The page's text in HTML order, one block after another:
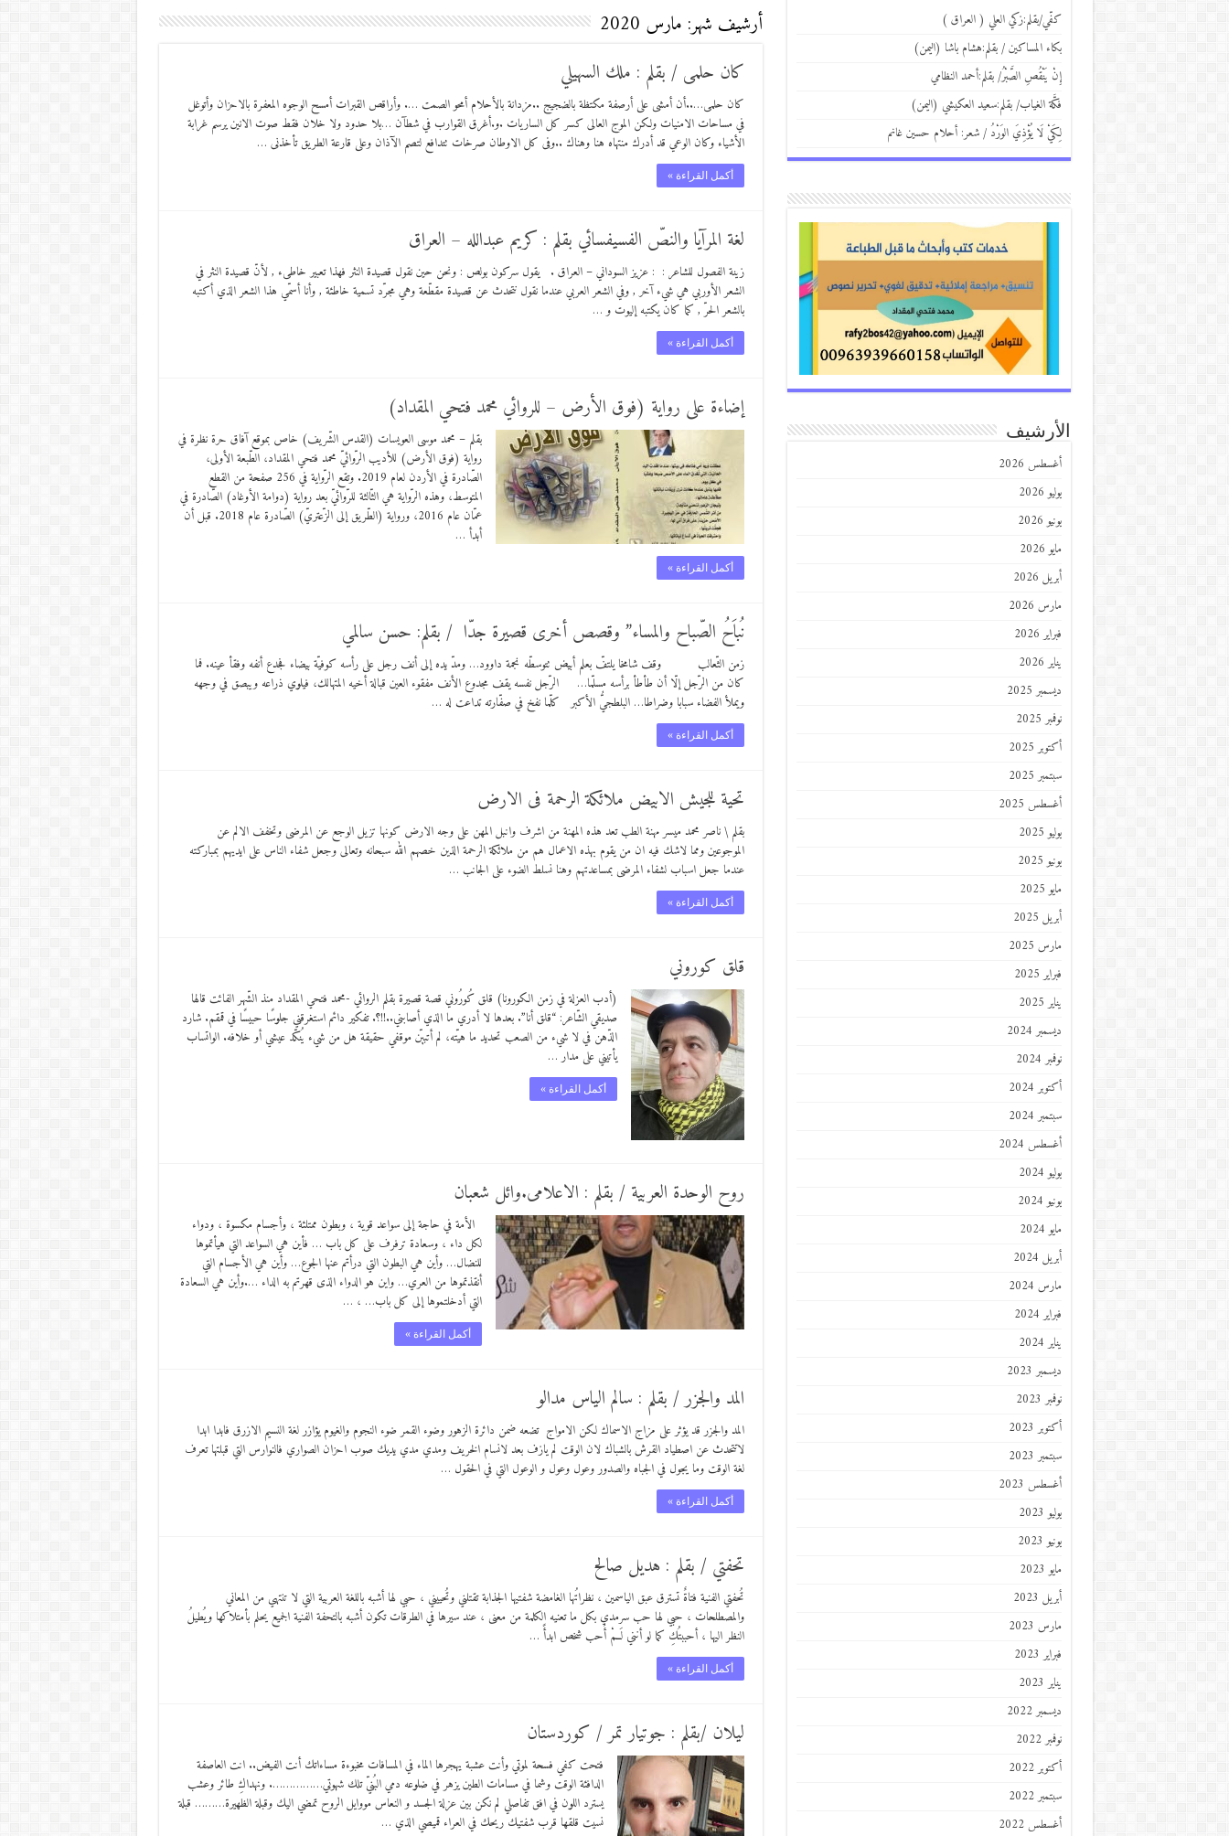
أرشيف شهر: مارس 2020
كان حلمى / بقلم : ملك السهيلي
كان حلمى…..أن أمشى على أرصفة مكتظة بالضجيج ..مزدانة بالأحلام أمحو الصمت …. وأراقص القبرات أمسح الوجوه المعفرة بالاحزان وأتوغل
في مساحات الامنيات ولكن الموج العالى كسر كل الساريات .و.أغرق القوارب في شطآن …بلا حدود ولا خلان فقط صوت الانين يرسم غرابة
الأشياء وكان الوعي قد أدرك منتهاه هنا وهناك ..وفى كل الاوطان صرخات تتدافع لتصم الآذان وعلى قارعة الطريق تأخذنى …
أكمل القراءة »
لغة المرآيا والنصّ الفسيفسائي بقلم : كريم عبدالله – العراق
زينة الفصول للشاعر : : عزيز السوداني – العراق . يقول سركون بولص : ونحن حين نقول قصيدة النثر فهذا تعبير خاطىء , لأنّ قصيدة النثر في
الشعر الأوربي هي شيء آخر , وفي الشعر العربي عندما نقول نتحدث عن قصيدة مقطّعة وهي مجرّد تسمية خاطئة , وأنا أسمّي هذا الشعر الذي أكتبه
بالشعر الحرّ , كما كان يكتبه إليوت و …
أكمل القراءة »
إضاءة على رواية (فوق الأرض – للروائي محمد فتحي المقداد)
بقلم – محمد موسى العويسات (القدس الشّريف) خاص بموقع آفاق حرة نظرة في
رواية (فوق الأرض) للأديب الرّوائيّ محمد فتحي المقداد، الطّبعة الأولى،
الصّادرة في الأردن لعام 2019. وتقع الرّواية في 256 صفحة من القطع
المتوسط، وهذه الرّواية هي الثّالثة للرّوائيّ بعد رواية (دوامة الأوغاد) الصّادرة في
عمّان عام 2016، ورواية (الطّريق إلى الزّعتريّ) الصّادرة عام 2018. قبل أن
أبدأ …
أكمل القراءة »
نُباَحُ الصّباح والمساء” وقصص أخرى قصيرة جدّا / بقلم: حسن سالمي
زمن الثّعالب وقف شامخا يلتفّ بعلم أبيض تتوسطّه نجمة داوود… ومدّ يده إلى أنف رجل على رأسه كوفيّة بيضاء فجدع أنفه وفقأ عينه. فما
كان من الرّجل إلّا أن طأطأ برأسه مسلّما… الرّجل نفسه يقف مجدوع الأنف مفقوء العين قبالة أخيه المتهالك، فيلوي ذراعه ويبصق في وجهه
ويملأ الفضاء سبابا وضراطا… البلطجيُّ الأكبر كلّما نفخ في صفّارته تداعت له …
أكمل القراءة »
تحية للجيش الابيض ملائكة الرحمة فى الارض
بقلم \ ناصر محمد ميسر مهنة الطب تعد هذه المهنة من اشرف وانبل المهن على وجه الارض كونها تزيل الوجع عن المرضى وتخفف الالم عن
الموجوعين ومما لاشك فيه ان من يقوم بهذه الاعمال هم من ملائكة الرحمة الذين خصهم الله سبحانه وتعالى وجعل شفاء الناس على ايديهم بمباركته
عندما جعل اسباب لشفاء المرضى بمساعدتهم وهنا نسلط الضوء على الجانب …
أكمل القراءة »
قلق كوروني
(أدب العزلة في زمن الكورونا) قلق كُورُوني قصة قصيرة بقلم الروائي -محمد فتحي المقداد منذ الشّهر الفائت قالها
صديقي الشّاعر: “قلق أنا”. بعدها لا أدري ما الذي أصابني..!!؟. تفكير دائم استغرقني جلوسًا حبيسًا في قمقم. شارد
الذّهن في لا شيء من الصعب تحديد ما هيّته، لم أتبيّن موقفي حقيقة هل من شيء يُنكّد عيشي أو خلافه. الواتساب
يأتيني على مدار …
أكمل القراءة »
روح الوحدة العربية / بقلم : الاعلامى.وائل شعبان
الأمة في حاجة إلى سواعد قوية ، وبطون ممتلئة ، وأجسام مكسوة ، ودواء
لكل داء ، وسعادة ترفرف على كل باب … فأين هي السواعد التي هيأتموها
للنضال… وأين هي البطون التي درأتم عنها الجوع… وأين هي الأجسام التي
أنقذتموها من العري… واين هو الدواء الذى قهرتم به الداء ….وأين هي السعادة
التي أدخلتموها إلى كل باب… ، …
أكمل القراءة »
المد والجزر / بقلم : سالم الياس مدالو
المد والجزر قد يؤثر على مزاج الاسماك لكن الامواج تضعه ضمن دائرة الزهور وضوء القمر ضوء النجوم والغيوم يؤازر لغة النسيم الازرق فابدا ابدا
لاتتحدث عن اصطياد القرش بالشباك لان الوقت لم يازف بعد لانسام الخريف ومدي مدي يديك صوب احزان الصواري فالنوارس التي قبلتها تعرف
لغة الوقت وما يجول في الجباه والصدور وعول وعول و الوعول التي في الحقول …
أكمل القراءة »
تحفتي / بقلم : هديل صالح
تُحفتي الفنية فتاةٌ تسترق عبق الياسمين ، نظراتُها الغامضة شفتيها الجذابة تقتلني وتُحييني ، حبي لها أشبه باللغة العربية التي لا تنتهي من المعاني
والمصطلحات ، حبي لها حب سرمدي بكل ما تعنيه الكلمة من معنى ، عند سيرها في الطرقات تكون أشبه بالتحفة الفنية الجميع يحلم بأمتلاكها ويُطيلُ
النظر اليها ، أحببتُكِ كما لو أنني لَــمْ أُحب شخص ابدأً …
أكمل القراءة »
ليلان /بقلم : جوتيار تمر / كوردستان
فتحت كفي فسحة لموتي وأنت عشبة يهجرها الماء في المسافات مخبوءة مساءاتك أنت الفيض.. انت العاصفة
الدافئة الوقت وشما في مسامات الطين يزهر في ضلوعه دمي البُنيّ تلك شهوتي……………. ونهداكِ طائر وعشب
يسترد اللون في افق تفاصلي لم نكن بين عزلة الجسد و النعاس مووايل الروح تمضي اليك وقبلة الظهيرة……… قبلة
نسيت قلقها قرب شفتيك ريحك في العراء قميصي الذي …
كفّي/بقلم:زكي العلي ( العراق )
بكاء المساكين / بقلم:هشام باشا (اليمن)
إِنْ يَنْقُصِ الصَّبْرُ/ بقلم:أحمد النظامي
فكَّة الغياب/ بقلم:سعيد العكيشي (اليمن)
لِكَيْ لَا يُؤْذِيَ الوَرْدُ / شعر: أحلام حسين غانم
الأرشيف
أغسطس 2026
يوليو 2026
يونيو 2026
مايو 2026
أبريل 2026
مارس 2026
فبراير 2026
يناير 2026
ديسمبر 2025
نوفمبر 2025
أكتوبر 2025
سبتمبر 2025
أغسطس 2025
يوليو 2025
يونيو 2025
مايو 2025
أبريل 2025
مارس 2025
فبراير 2025
يناير 2025
ديسمبر 2024
نوفمبر 2024
أكتوبر 2024
سبتمبر 2024
أغسطس 2024
يوليو 2024
يونيو 2024
مايو 2024
أبريل 2024
مارس 2024
فبراير 2024
يناير 2024
ديسمبر 2023
نوفمبر 2023
أكتوبر 2023
سبتمبر 2023
أغسطس 2023
يوليو 2023
يونيو 2023
مايو 2023
أبريل 2023
مارس 2023
فبراير 2023
يناير 2023
ديسمبر 2022
نوفمبر 2022
أكتوبر 2022
سبتمبر 2022
أغسطس 2022